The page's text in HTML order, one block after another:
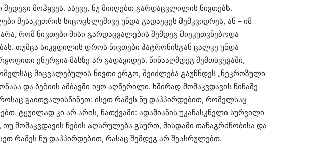
მოჰყვეს. ასევე, ნუ მიიღებთ გარდაცვლილის ნივთებს.
მესაკუთრის სიცოცხლეშივე უნდა გადაეცეს მემკვიდრეს, ან – იმ
რომ ნივთები მისი გარდაცვალების შემდეგ მიეკუთვნებოდა
თუმცა სიკვდილის დროს ნივთები პატრონისგან ცალკე უნდა
ენერგია მასზე არ გადავიდეს. წინააღმდეგ შემთხვევაში,
მიცვალებულის ნივთი ერგო, შეიძლება გაუჩნდეს „ნეკროზული
და ბებიის ამბავში იყო აღწერილი. ხშირად მომაკვდავის წინაშე
გაითვალისწინეთ: ისეთ რამეს ნუ დაჰპირდებით, რომელსაც
ტყუილად კი არ არის, ნათქვამი: ადამიანის უკანასკნელი სურვილი
თუ მომაკვდავის ნების აღსრულება გსურთ, მისდამი თანაგრძნობისა და
რამეს ნუ დაჰპირდებით, რასაც შემდეგ არ შეასრულებთ.